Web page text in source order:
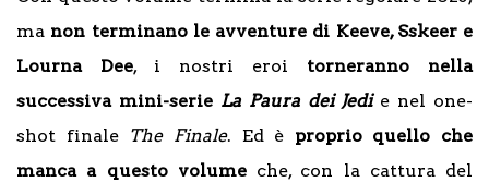
ma non terminano le avventure di Keeve, Sskeer e
Lourna Dee, i nostri eroi torneranno nella
successiva mini-serie La Paura dei Jedie nel one-
shot finale The Finale. Ed è proprio quello che
manca a questo volumeche, con la cattura del